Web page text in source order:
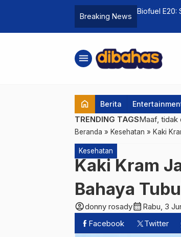
Breaking News
Hadapi
menu
home Berita
TRENDING TAGSMaaf, tidak
Beranda » Kesehatan » Kaki
Kesehatan
Kaki Kram
Bahaya
account_circledonny rosadycalendar_month Rabu, 3
Facebook
Twitter